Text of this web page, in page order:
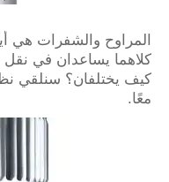
المراوح والشفرات هي
كلاهما يساعدان في
كيف يختلفان؟ سنلقي
معًا.